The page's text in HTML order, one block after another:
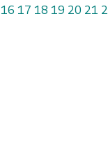
16 17 18 19 20 21